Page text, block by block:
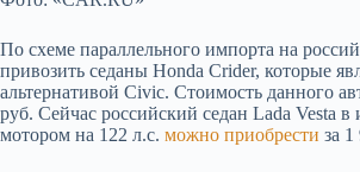
По схеме параллельного импорта на
привозить седаны Honda Crider, которые
альтернативой Civic. Стоимость данного
руб. Сейчас российский седан Lada Vesta
мотором на 122 л.с. можно приобрести за